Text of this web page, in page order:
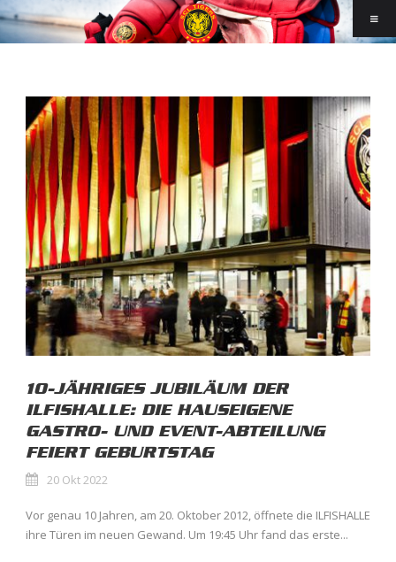
10-JÄHRIGES JUBILÄUM DER
ILFISHALLE: DIE HAUSEIGENE
GASTRO- UND EVENT-ABTEILUNG
FEIERT GEBURTSTAG
20 Okt 2022
Vor genau 10 Jahren, am 20. Oktober 2012, öffnete die ILFISHALLE
ihre Türen im neuen Gewand. Um 19:45 Uhr fand das erste...